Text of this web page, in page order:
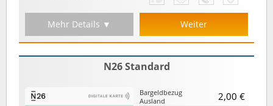
Mehr Details ▼ Weiter
N26 Standard
Bargeld­bezug
Ausland
2,00 €